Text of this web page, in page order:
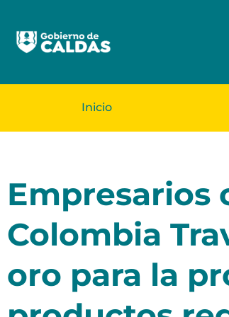
Inicio
Empresarios
Colombia
oro para la